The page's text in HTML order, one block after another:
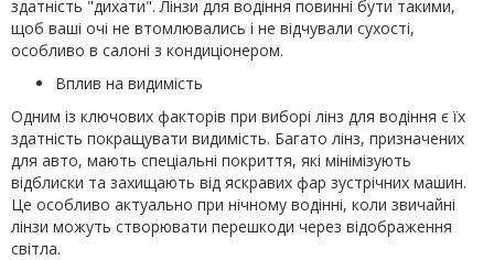
здатність "дихати". Лінзи для водіння повинні бути такими,
щоб ваші очі не втомлювались і не відчували сухості,
особливо в салоні з кондиціонером.
Вплив на видимість
Одним із ключових факторів при виборі лінз для водіння є їх
здатність покращувати видимість. Багато лінз, призначених
для авто, мають спеціальні покриття, які мінімізують
відблиски та захищають від яскравих фар зустрічних машин.
Це особливо актуально при нічному водінні, коли звичайні
лінзи можуть створювати перешкоди через відображення
світла.